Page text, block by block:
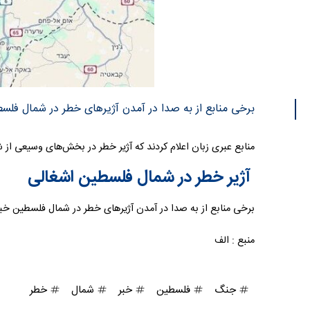
برخی منابع از به صدا در آمدن آژیرهای خطر در شمال
منابع عبری زبان اعلام کردند که آژیر خطر در بخش‌های وسیعی
آژیر خطر در شمال فلسطین اشغالی
برخی منابع از به صدا در آمدن آژیرهای خطر در شمال فلسطین
منبع : الف
جنگ فلسطین خبر شمال خطر